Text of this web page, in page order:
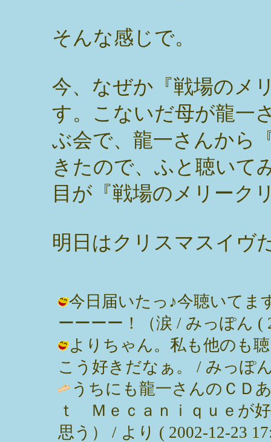
そんな感じで。
今、なぜか『戦場のメ
す。こないだ母が龍一
ぶ会で、龍一さんから
きたので、ふと聴いて
目が『戦場のメリーク
明日はクリスマスイヴ
今日届いたっ♪今聴いてま
ーーーー！（涙 / みっぽん (
よりちゃん。私も他のも
こう好きだなぁ。 / みっぽ
うちにも龍一さんのＣＤ
ｔ Ｍｅｃａｎｉｑｕｅが
思う） / より ( 2002-12-23